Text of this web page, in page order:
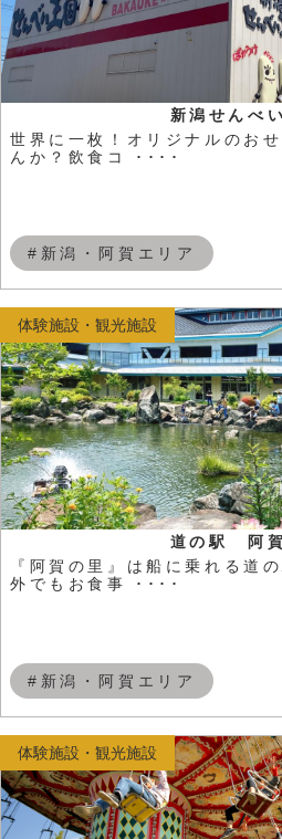
新潟せんべ
世界に一枚！オリジナルのお
んか？飲食コ ････
#新潟・阿賀エリア
道の駅 阿
『阿賀の里』は船に乗れる道
外でもお食事 ････
#新潟・阿賀エリア
体験施設・観光施設
体験施設・観光施設